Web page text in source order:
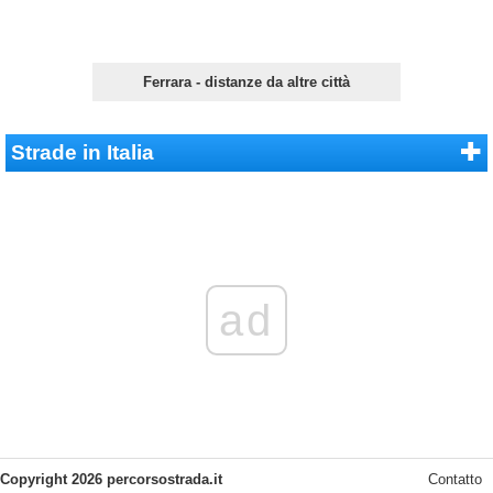
Ferrara - distanze da altre città
Strade in Italia
ad
Copyright 2026 percorsostrada.it Contatto